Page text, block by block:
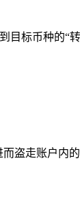
目标币种的“
盗走账户内